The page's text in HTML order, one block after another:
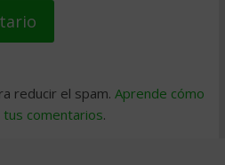
reducir el spam. Aprende cómo
comentarios.